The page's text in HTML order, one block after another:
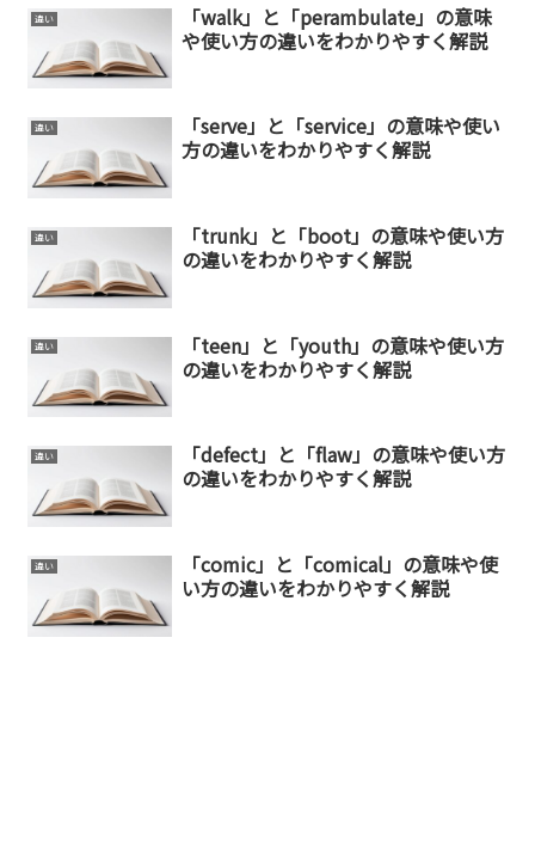
違い
「walk」と「perambulate」の意味
や使い方の違いをわかりやすく解説
違い
「serve」と「service」の意味や使い
方の違いをわかりやすく解説
違い
「trunk」と「boot」の意味や使い方
の違いをわかりやすく解説
違い
「teen」と「youth」の意味や使い方
の違いをわかりやすく解説
違い
「defect」と「flaw」の意味や使い方
の違いをわかりやすく解説
違い
「comic」と「comical」の意味や使
い方の違いをわかりやすく解説